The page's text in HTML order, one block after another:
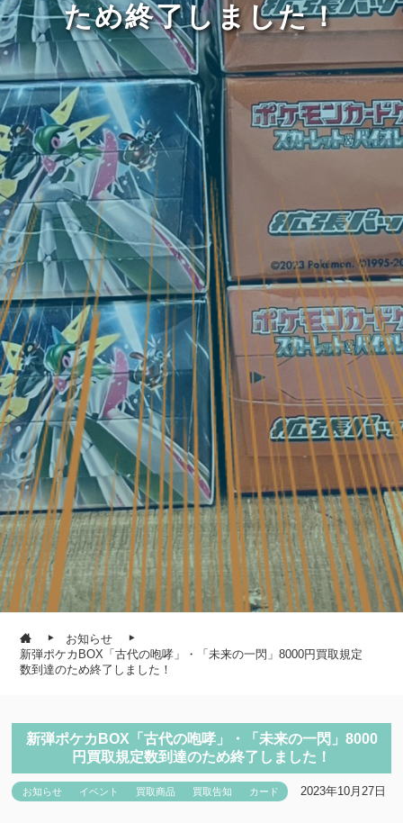
ため終了しました！
お知らせ
新弾ポケカBOX「古代の咆哮」・「未来の一閃」8000円買取規定
数到達のため終了しました！
新弾ポケカBOX「古代の咆哮」・「未来の一閃」8000
円買取規定数到達のため終了しました！
お知らせ イベント 買取商品 買取告知 カード 2023年10月27日